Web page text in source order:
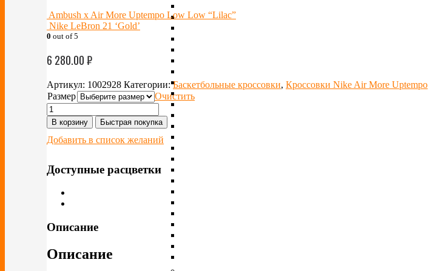
Ambush x Air More Uptempo Low Low “Lilac”
Nike LeBron 21 ‘Gold’
0 out of 5
6 280.00₽
Артикул: 1002928 Категории:Баскетбольные кроссовки, Кроссовки Nike Air More Uptempo
Размер
Очистить
В корзину Быстрая покупка
Добавить в список желаний
Доступные расцветки
Описание
Описание